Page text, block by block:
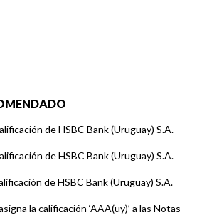
de HSBC Bank (Uruguay) S.A.
de HSBC Bank (Uruguay) S.A.
de HSBC Bank (Uruguay) S.A.
la calificación ‘AAA(uy)’ a las Notas